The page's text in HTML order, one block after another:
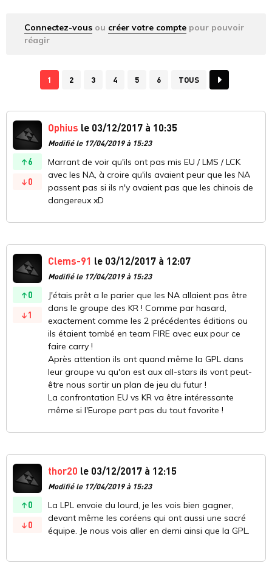
Connectez-vous ou créer votre compte pour pouvoir
réagir
1 2 3 4 5 6 TOUS
6
0
Ophius le 03/12/2017 à 10:35
Modifié le 17/04/2019 à 15:23
Marrant de voir qu'ils ont pas mis EU / LMS / LCK
avec les NA, à croire qu'ils avaient peur que les NA
passent pas si ils n'y avaient pas que les chinois de
dangereux xD
0
1
Clems-91 le 03/12/2017 à 12:07
Modifié le 17/04/2019 à 15:23
J'étais prêt a le parier que les NA allaient pas être
dans le groupe des KR ! Comme par hasard,
exactement comme les 2 précédentes éditions ou
ils étaient tombé en team FIRE avec eux pour ce
faire carry !
Après attention ils ont quand même la GPL dans
leur groupe vu qu'on est aux all-stars ils vont peut-
être nous sortir un plan de jeu du futur !
La confrontation EU vs KR va être intéressante
même si l'Europe part pas du tout favorite !
0
0
thor20 le 03/12/2017 à 12:15
Modifié le 17/04/2019 à 15:23
La LPL envoie du lourd, je les vois bien gagner,
devant même les coréens qui ont aussi une sacré
équipe. Je nous vois aller en demi ainsi que la GPL.